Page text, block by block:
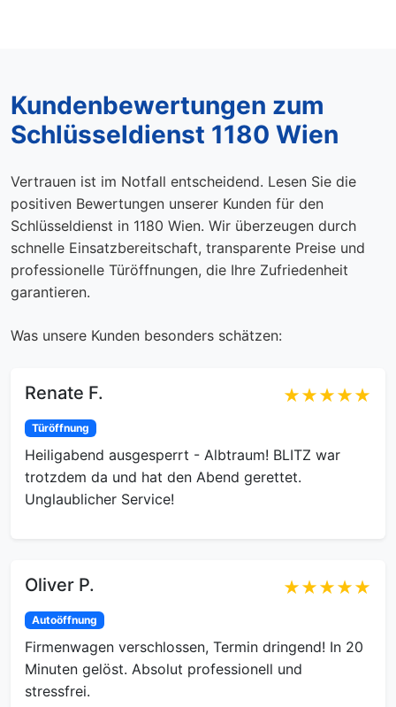
Kundenbewertungen zum
Schlüsseldienst 1180 Wien
Vertrauen ist im Notfall entscheidend. Lesen Sie die
positiven Bewertungen unserer Kunden für den
Schlüsseldienst in 1180 Wien. Wir überzeugen durch
schnelle Einsatzbereitschaft, transparente Preise und
professionelle Türöffnungen, die Ihre Zufriedenheit
garantieren.
Was unsere Kunden besonders schätzen:
Renate F. ★★★★★
Türöffnung
Heiligabend ausgesperrt - Albtraum! BLITZ war
trotzdem da und hat den Abend gerettet.
Unglaublicher Service!
Oliver P. ★★★★★
Autoöffnung
Firmenwagen verschlossen, Termin dringend! In 20
Minuten gelöst. Absolut professionell und
stressfrei.